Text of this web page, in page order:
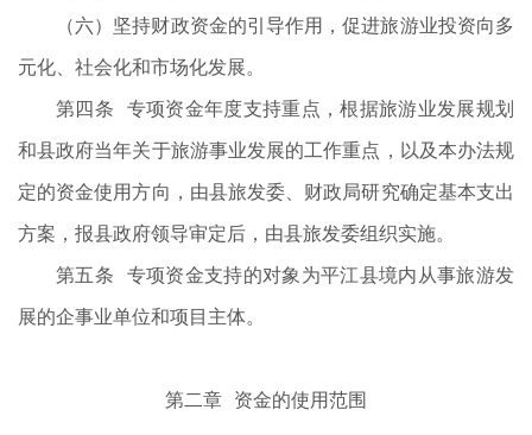
（六）坚持财政资金的引导作用，促进旅游业投资向多
元化、社会化和市场化发展。
第四条 专项资金年度支持重点，根据旅游业发展规划
和县政府当年关于旅游事业发展的工作重点，以及本办法规
定的资金使用方向，由县旅发委、财政局研究确定基本支出
方案，报县政府领导审定后，由县旅发委组织实施。
第五条 专项资金支持的对象为平江县境内从事旅游发
展的企事业单位和项目主体。
第二章 资金的使用范围